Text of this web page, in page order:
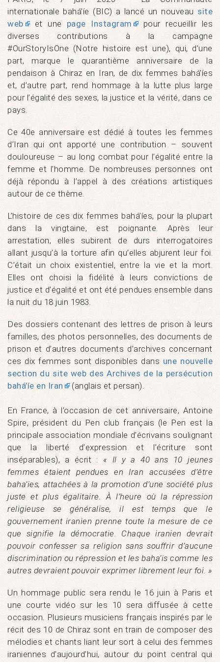
internationale bahá’íe (BIC) a lancé un nouveau site
web
et une page Instagram
pour recueillir les
diverses contributions à la campagne
#OurStoryIsOne (Notre histoire est une), qui, d’une
part, marque le quarantième anniversaire de la
pendaison à Chiraz en Iran, de dix femmes bahá’íes
et, d’autre part, rend hommage à la lutte plus large
pour l’égalité des sexes, la justice et la vérité, dans ce
pays.
Ce 40e anniversaire est dédié à toutes les femmes
d’Iran qui ont apporté une contribution – souvent
douloureuse – au long combat pour l’égalité entre la
femme et l’homme. De nombreuses personnes ont
déjà répondu à l’appel à des créations artistiques
autour de ce thème.
L’histoire de ces dix femmes bahá’íes, pour la plupart
dans la vingtaine, est poignante. Après leur
arrestation, elles subirent de durs interrogatoires
allant jusqu’à la torture afin qu’elles abjurent leur foi.
C’était un choix existentiel, entre la vie et la mort.
Elles ont choisi la fidélité à leurs convictions de
justice et d’égalité et ont été pendues ensemble dans
la nuit du 18 juin 1983.
Des dossiers contenant des lettres de prison à leurs
familles, des photos personnelles, des documents de
prison et d’autres documents d’archives concernant
ces dix femmes sont disponibles dans une nouvelle
section du site web des Archives de la persécution
bahá’íe en Iran
(anglais et persan).
En France, à l’occasion de cet anniversaire, Antoine
Spire, président du Pen club français (le Pen est la
principale association mondiale d’écrivains soulignant
que la liberté d’expression et l’écriture sont
inséparables), a écrit : « Il y a 40 ans 10 jeunes
femmes étaient pendues en Iran accusées d’être
baha’ies, attachées à la promotion d’une société plus
juste et plus égalitaire. À l’heure où la répression
religieuse se généralise, il est temps que le
gouvernement iranien prenne toute la mesure de ce
que signifie la démocratie. Chaque iranien devrait
pouvoir confesser sa religion sans souffrir d’aucune
discrimination ou répression et les baha’is comme les
autres devraient pouvoir exprimer librement leur foi. »
Un hommage public sera rendu le 16 juin à Paris et
une courte vidéo sur les 10 sera diffusée à cette
occasion. Plusieurs musiciens français inspirés par le
récit des 10 de Chiraz sont en train de composer des
mélodies et chants liant leur sort à celui des femmes
iraniennes d’aujourd’hui, autour du point central qui